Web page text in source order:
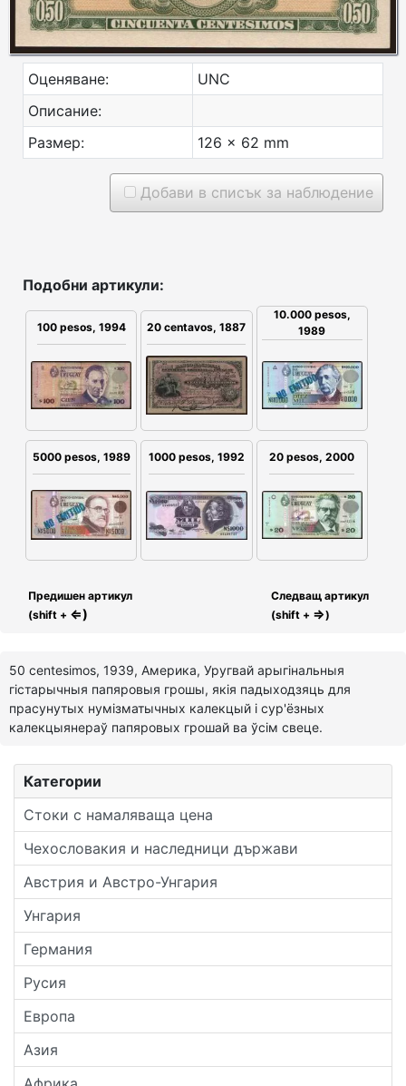
Категории
Стоки с намаляваща цена
Чехословакия и наследници държави
Австрия и Австро-Унгария
Унгария
Германия
Русия
Европа
Азия
Оценяване:
UNC
Описание:
Размер:
126 x 62 mm
Добави в списък за наблюдение
Подобни артикули:
100 pesos, 1994 20 centavos, 1887
10.000 pesos,
1989
5000 pesos, 1989 1000 pesos, 1992 20 pesos, 2000
Предишен артикул
(shift + ⇐)
Следващ артикул
(shift + ⇒)
50 centesimos, 1939, Америка, Уругвай арыгінальныя
гістарычныя папяровыя грошы, якія падыходзяць для
прасунутых нумізматычных калекцый і сур'ёзных
калекцыянераў папяровых грошай ва ўсім свеце.